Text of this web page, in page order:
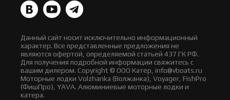
Данный сайт носит исключительно информационный
характер. Все представленные предложения не
являются офертой, определяемой статьей 437 ГК РФ.
Для получения подробной информации свяжитесь с
вашим дилером. Copyright © ООО Катер, info@vboats.ru
Моторные лодки Volzhanka (Волжанка), Voyager, FishPro
(ФишПро), YAVA. Алюминиевые моторные лодки и
катера.